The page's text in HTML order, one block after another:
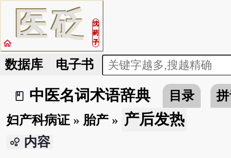
医砭
沈
药
子
home
数据库 电子书
book_2
中医名词术语辞典 目录
妇产科病证» 胎产» 产后发热
bubble_chart 内容